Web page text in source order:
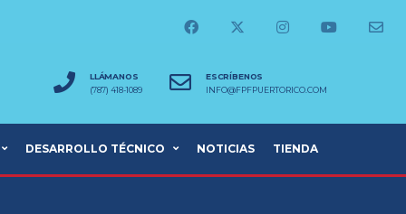
LLÁMANOS
(787) 418-1089
ESCRÍBENOS
INFO@FPFPUERTORICO.COM
DESARROLLO TÉCNICO NOTICIAS TIENDA